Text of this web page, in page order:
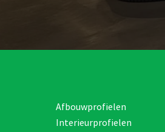
Afbouwprofielen
Interieurprofielen